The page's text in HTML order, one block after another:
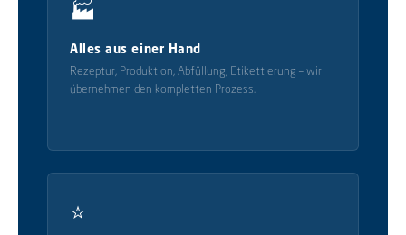
🏭
Alles aus einer Hand
Rezeptur, Produktion, Abfüllung, Etikettierung – wir
übernehmen den kompletten Prozess.
⭐